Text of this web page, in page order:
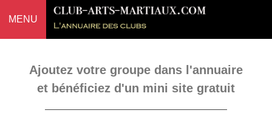
MENU
Ajoutez votre groupe dans l'annuaire
et bénéficiez d'un mini site gratuit